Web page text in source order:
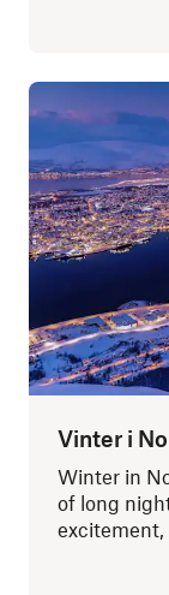
Vinter i
Winter in
of long
excitement,